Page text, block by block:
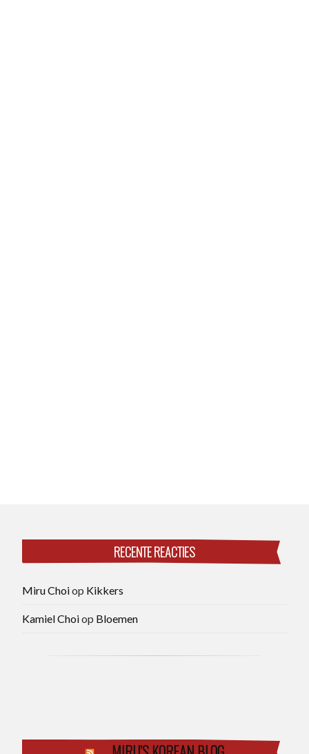
RECENTE REACTIES
Miru Choiop Kikkers
Kamiel Choiop Bloemen